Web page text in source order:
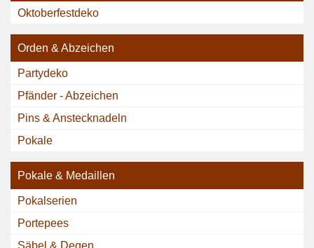
Oktoberfestdeko
Orden & Abzeichen
Partydeko
Pfänder - Abzeichen
Pins & Anstecknadeln
Pokale
Pokale & Medaillen
Pokalserien
Portepees
Säbel & Degen